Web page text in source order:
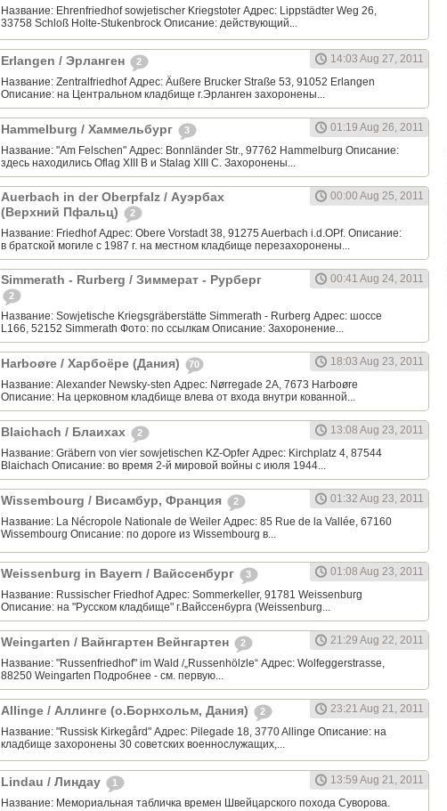
Название: Ehrenfriedhof sowjetischer Kriegstoter Адрес: Lippstädter Weg 26,
33758 Schloß Holte-Stukenbrock Описание: действующий...
Erlangen / Эрланген 2
14:03 Aug 27, 2011
Название: Zentralfriedhof Адрес: Äußere Brucker Straße 53, 91052 Erlangen
Описание: на Центральном кладбище г.Эрланген захоронены...
Hammelburg / Хаммельбург 3
01:19 Aug 26, 2011
Название: "Am Felschen" Адрес: Bonnländer Str., 97762 Hammelburg Описание:
здесь находились Oflag XIII B и Stalag XIII C. Захоронены...
Auerbach in der Oberpfalz / Ауэрбах
(Верхний Пфальц)
2
00:00 Aug 25, 2011
Название: Friedhof Адрес: Obere Vorstadt 38, 91275 Auerbach i.d.OPf. Описание:
в братской могиле с 1987 г. на местном кладбище перезахоронены...
Simmerath - Rurberg / Зиммерат - Рурберг
2
00:41 Aug 24, 2011
Название: Sowjetische Kriegsgräberstätte Simmerath - Rurberg Адрес: шоссе
L166, 52152 Simmerath Фото: по ссылкам Описание: Захоронение...
Harboøre / Харбоёре (Дания) 70
18:03 Aug 23, 2011
Название: Alexander Newsky-sten Адрес: Nørregade 2A, 7673 Harboøre
Описание: На церковном кладбище влева от входа внутри кованной...
Blaichach / Блаихах 2
13:08 Aug 23, 2011
Название: Gräbern von vier sowjetischen KZ-Opfer Адрес: Kirchplatz 4, 87544
Blaichach Описание: во время 2-й мировой войны с июля 1944...
Wissembourg / Висамбур, Франция 2
01:32 Aug 23, 2011
Название: La Nécropole Nationale de Weiler Адрес: 85 Rue de la Vallée, 67160
Wissembourg Описание: по дороге из Wissembourg в...
Weissenburg in Bayern / Вайссенбург 3
01:08 Aug 23, 2011
Название: Russischer Friedhof Адрес: Sommerkeller, 91781 Weissenburg
Описание: на "Русском кладбище" г.Вайссенбурга (Weissenburg...
Weingarten / Вайнгартен Вейнгартен 2
21:29 Aug 22, 2011
Название: "Russenfriedhof" im Wald /„Russenhölzle“ Адрес: Wolfeggerstrasse,
88250 Weingarten Подробнее - см. первую...
Allinge / Аллинге (о.Борнхольм, Дания) 2
23:21 Aug 21, 2011
Название: "Russisk Kirkegård" Адрес: Pilegade 18, 3770 Allinge Описание: на
кладбище захоронены 30 советских военнослужащих,...
Lindau / Линдау 1
13:59 Aug 21, 2011
Название: Мемориальная табличка времен Швейцарского похода Суворова.